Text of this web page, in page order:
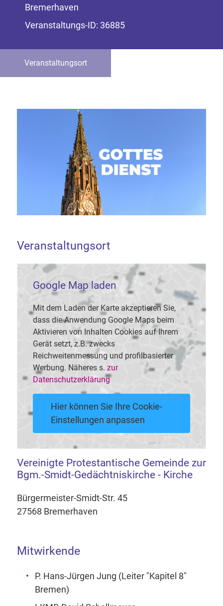
Bremerhaven
Veranstaltungs-ID: 36885
Veranstaltungsort
Veranstaltungsort
Google Map laden
Mit dem Laden der Karte akzeptieren Sie,
dass die Anwendung Google Maps beim
Aktivieren von Inhalten Cookies auf Ihrem
Gerät setzt, z.B. zwecks
Reichweitenmessung und profilbasierter
Werbung. Näheres s. zur
Datenschutzerklärung
Hier können Sie Ihre Cookie-
Einstellungen anpassen
Vereinigte Protestantische Gemeinde zur
Bgm.-Smidt-Gedächtniskirche - Kirche
Bürgermeister-Smidt-Str. 45
27568 Bremerhaven
Mitwirkende
P. Hans-Jürgen Jung (Leiter "Kapitel 8"
Bremen)